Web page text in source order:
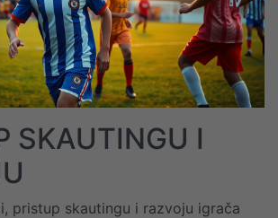
SKAUTINGU I
pristup skautingu i razvoju igrača